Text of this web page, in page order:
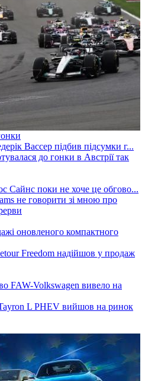
до гонки в Австрії так
не говорити зі мною про
Freedom надійшов у продаж
L PHEV вийшов на ринок